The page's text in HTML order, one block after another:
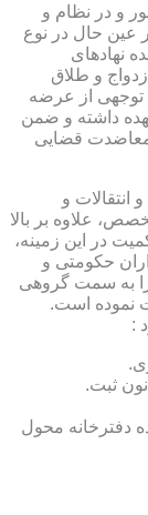
و در نظام و
عین حال در نوع
نهادهای
و طلاق
از عرضه
داشته و ضمن
معاضدت قضایی
و
علاوه بر بالا
در این زمینه،
حکومتی و
را به سمت گروهی
نموده است.
:
دفترخانه محول